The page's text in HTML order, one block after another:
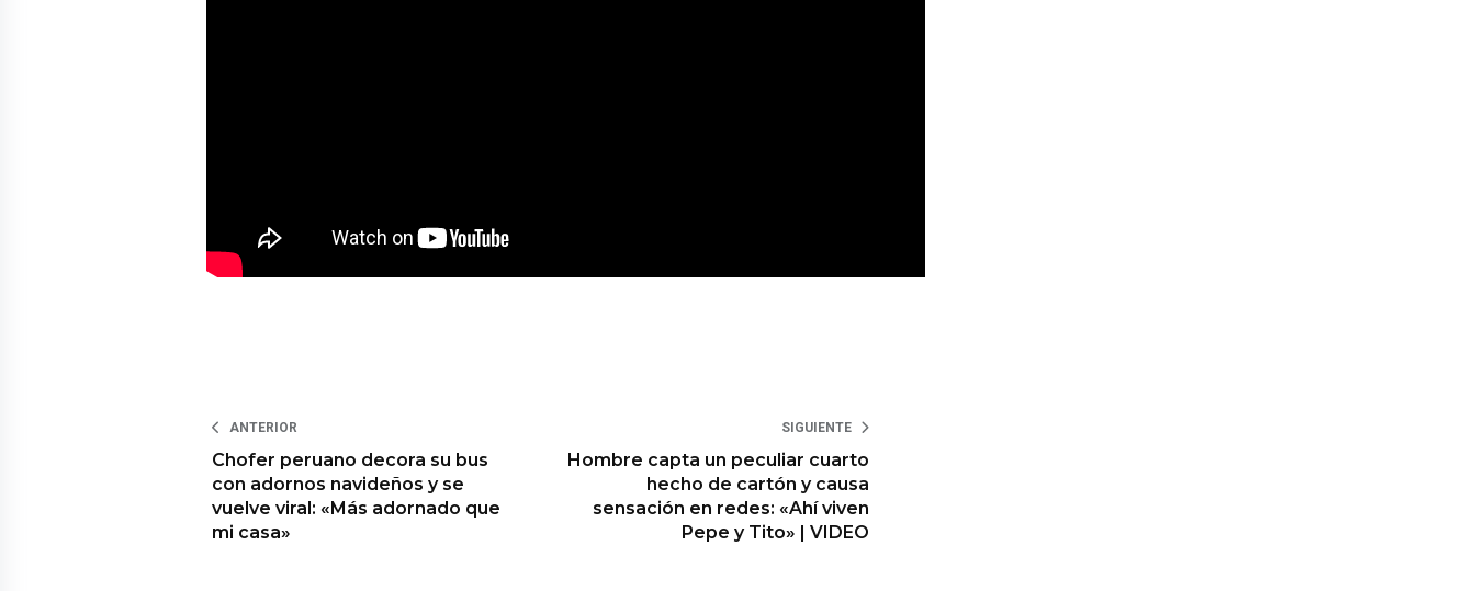
ANTERIOR
Chofer peruano decora su bus
con adornos navideños y se
vuelve viral: «Más adornado que
mi casa»
SIGUIENTE
Hombre capta un peculiar cuarto
hecho de cartón y causa
sensación en redes: «Ahí viven
Pepe y Tito» | VIDEO